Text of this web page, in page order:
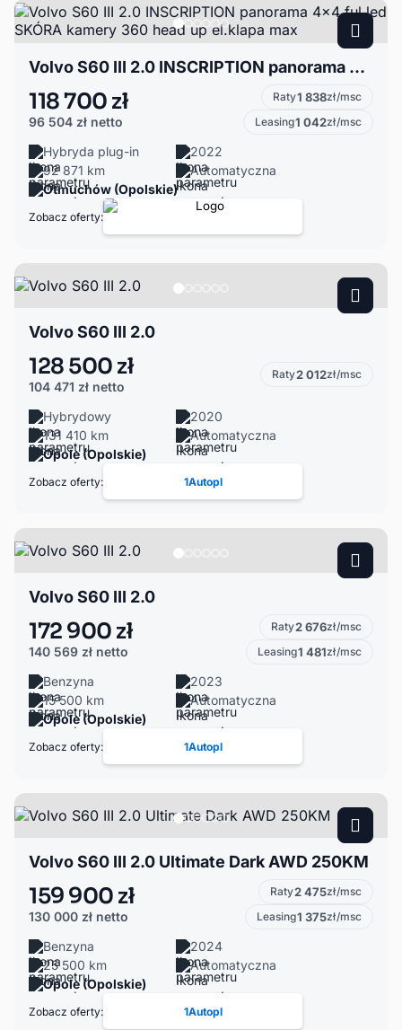
Volvo S60 III 2.0 INSCRIPTION panorama 4x4 ful led SKÓRA kamery 360 head up el.klapa max
118 700 zł
96 504 zł netto
Raty1 838zł/msc
Leasing1 042zł/msc
Hybryda plug-in
2022
92 871 km
Automatyczna
Otmuchów (Opolskie)
Zobacz oferty:
Volvo S60 III 2.0
128 500 zł
104 471 zł netto
Raty2 012zł/msc
Hybrydowy
2020
131 410 km
Automatyczna
Opole (Opolskie)
Zobacz oferty: 1Autopl
Volvo S60 III 2.0
172 900 zł
140 569 zł netto
Raty2 676zł/msc
Leasing1 481zł/msc
Benzyna
2023
15 500 km
Automatyczna
Opole (Opolskie)
Zobacz oferty: 1Autopl
Volvo S60 III 2.0 Ultimate Dark AWD 250KM
159 900 zł
130 000 zł netto
Raty2 475zł/msc
Leasing1 375zł/msc
Benzyna
2024
25 500 km
Automatyczna
Opole (Opolskie)
Zobacz oferty: 1Autopl